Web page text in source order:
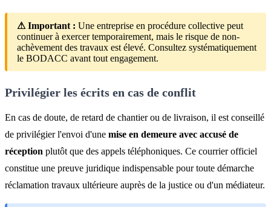
⚠ Important : Une entreprise en procédure collective peut
continuer à exercer temporairement, mais le risque de non-
achèvement des travaux est élevé. Consultez systématiquement
le BODACC avant tout engagement.
Privilégier les écrits en cas de conflit
En cas de doute, de retard de chantier ou de livraison, il est conseillé
de privilégier l'envoi d'une mise en demeure avec accusé de
réception plutôt que des appels téléphoniques. Ce courrier officiel
constitue une preuve juridique indispensable pour toute démarche
réclamation travaux ultérieure auprès de la justice ou d'un médiateur.